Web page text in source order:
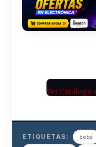
Ver Catálogo
ETIQUETAS: bebé